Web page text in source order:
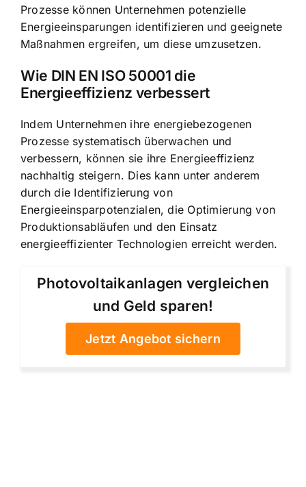
Prozesse können Unternehmen potenzielle
Energieeinsparungen identifizieren und geeignete
Maßnahmen ergreifen, um diese umzusetzen.
Wie DIN EN ISO 50001 die
Energieeffizienz verbessert
Indem Unternehmen ihre energiebezogenen
Prozesse systematisch überwachen und
verbessern, können sie ihre Energieeffizienz
nachhaltig steigern. Dies kann unter anderem
durch die Identifizierung von
Energieeinsparpotenzialen, die Optimierung von
Produktionsabläufen und den Einsatz
energieeffizienter Technologien erreicht werden.
Photovoltaikanlagen vergleichen
und Geld sparen!
Jetzt Angebot sichern